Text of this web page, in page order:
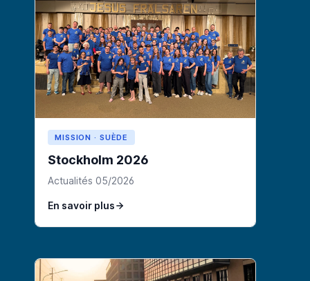
MISSION · SUÈDE
Stockholm 2026
Actualités 05/2026
En savoir plus